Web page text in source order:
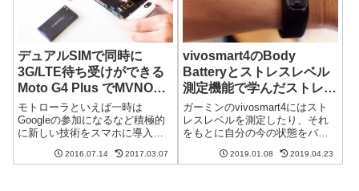
デュアルSIMで同時に
3G/LTE待ち受けができる
Moto G4 Plus でMVNO市
場がさらに活性化？
モトローラといえば一時は
Googleの参加になるなど積極的
に新しい技術をスマホに導入し
トローラから Moto G4 Plus とい
2016.07.14 2017.03.07
vivosmart4のBody
Batteryとストレスレベル
測定機能で学んだストレス
との付き合い方
ガーミンのvivosmart4にはスト
レスレベルを測定したり、それ
をもとに自分の今の状態をバッ
るBody Batteryという機能があり
2019.01.08 2019.04.23